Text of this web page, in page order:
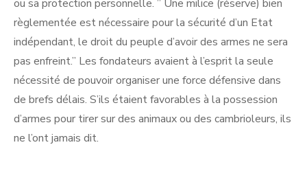
ou sa protection personnelle. ” Une milice (réserve) bien
règlementée est nécessaire pour la sécurité d’un Etat
indépendant, le droit du peuple d’avoir des armes ne sera
pas enfreint.” Les fondateurs avaient à l’esprit la seule
nécessité de pouvoir organiser une force défensive dans
de brefs délais. S’ils étaient favorables à la possession
d’armes pour tirer sur des animaux ou des cambrioleurs, ils
ne l’ont jamais dit.